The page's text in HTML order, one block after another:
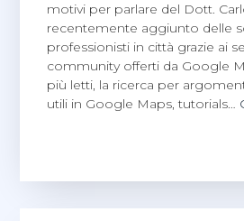
motivi per parlare del Dott.
recentemente aggiunto delle
professionisti in città grazie ai
community offerti da Google
più letti, la ricerca per
utili in Google Maps, tutorials…